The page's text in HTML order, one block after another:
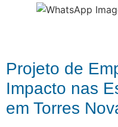
Projeto de
Impacto nas
em Torres